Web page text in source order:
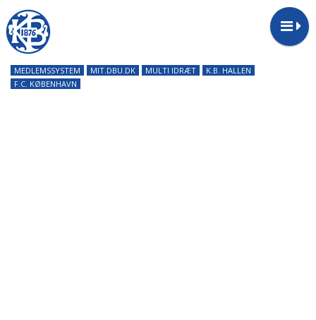
MEDLEMSSYSTEM MIT.DBU.DK MULTI IDRÆT
K.B. HALLEN
F.C. KØBENHAVN